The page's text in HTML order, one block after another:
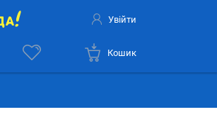
Увійти
Кошик